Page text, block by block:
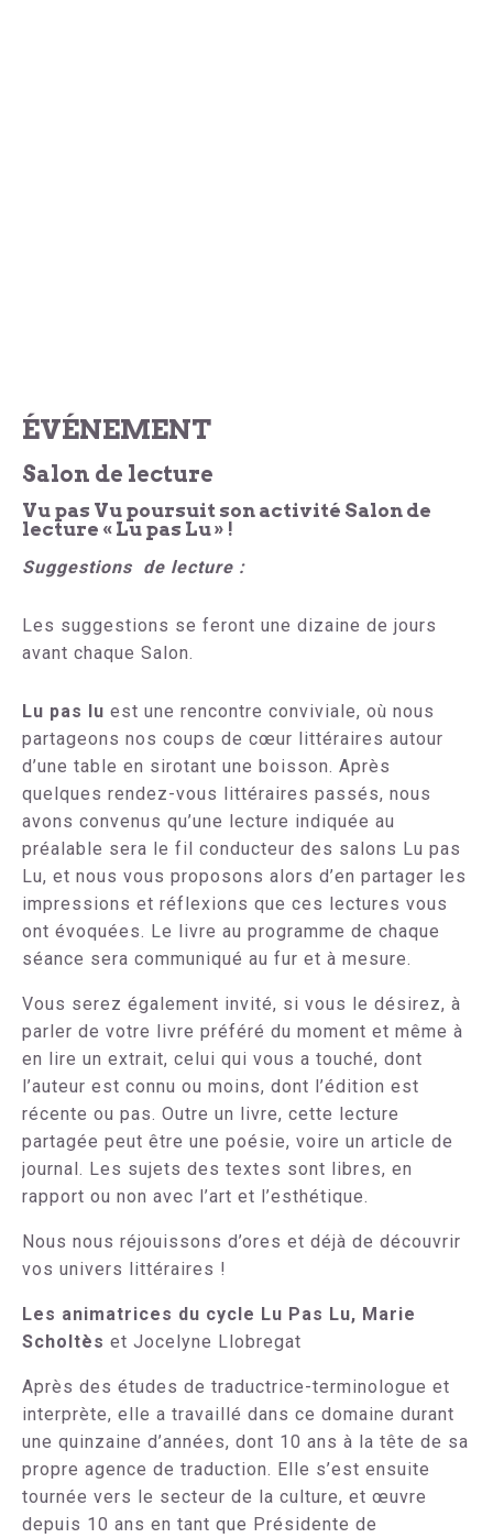
ÉVÉNEMENT
Salon de lecture
Vu pas Vu poursuit son activité Salon de
lecture « Lu pas Lu » !
Suggestions de lecture :
Les suggestions se feront une dizaine de jours
avant chaque Salon.
Lu pas lu est une rencontre conviviale, où nous
partageons nos coups de cœur littéraires autour
d’une table en sirotant une boisson. Après
quelques rendez-vous littéraires passés, nous
avons convenus qu’une lecture indiquée au
préalable sera le fil conducteur des salons Lu pas
Lu, et nous vous proposons alors d’en partager les
impressions et réflexions que ces lectures vous
ont évoquées. Le livre au programme de chaque
séance sera communiqué au fur et à mesure.
Vous serez également invité, si vous le désirez, à
parler de votre livre préféré du moment et même à
en lire un extrait, celui qui vous a touché, dont
l’auteur est connu ou moins, dont l’édition est
récente ou pas. Outre un livre, cette lecture
partagée peut être une poésie, voire un article de
journal. Les sujets des textes sont libres, en
rapport ou non avec l’art et l’esthétique.
Nous nous réjouissons d’ores et déjà de découvrir
vos univers littéraires !
Les animatrices du cycle Lu Pas Lu, Marie
Scholtès et Jocelyne Llobregat
Après des études de traductrice-terminologue et
interprète, elle a travaillé dans ce domaine durant
une quinzaine d’années, dont 10 ans à la tête de sa
propre agence de traduction. Elle s’est ensuite
tournée vers le secteur de la culture, et œuvre
depuis 10 ans en tant que Présidente de